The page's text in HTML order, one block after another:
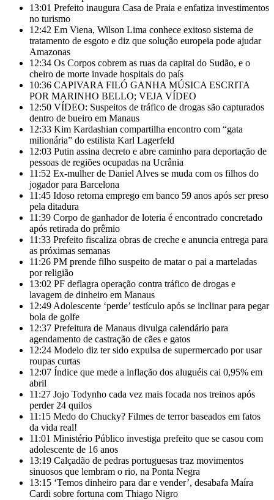
13:01 Prefeito inaugura Casa de Praia e enfatiza investimentos
no turismo
12:42 Em Viena, Wilson Lima conhece exitoso sistema de
tratamento de esgoto e diz que solução europeia pode ajudar
Amazonas
12:34 Os Corpos cobrem as ruas da capital do Sudão, e o
cheiro de morte invade hospitais do país
10:36 CAPIVARA FILÓ GANHA MÚSICA ESCRITA
POR MARINHO BELLO; VEJA VÍDEO
12:50 VÍDEO: Suspeitos de tráfico de drogas são capturados
dentro de bueiro em Manaus
12:33 Kim Kardashian compartilha encontro com “gata
milionária” do estilista Karl Lagerfeld
12:03 Putin assina decreto e abre caminho para deportação de
pessoas de regiões ocupadas na Ucrânia
11:52 Ex-mulher de Daniel Alves se muda com os filhos do
jogador para Barcelona
11:45 Idoso retoma emprego em banco 59 anos após ser preso
pela ditadura
11:39 Corpo de ganhador de loteria é encontrado concretado
após retirada do prêmio
11:33 Prefeito fiscaliza obras de creche e anuncia entrega para
as próximas semanas
11:26 PM prende filho suspeito de matar o pai a marteladas
por religião
13:02 PF deflagra operação contra tráfico de drogas e
lavagem de dinheiro em Manaus
12:49 Adolescente ‘perde’ testículo após se inclinar para pegar
bola de golfe
12:37 Prefeitura de Manaus divulga calendário para
agendamento de castração de cães e gatos
12:24 Modelo diz ter sido expulsa de supermercado por usar
roupas curtas
12:07 Índice que mede a inflação dos aluguéis cai 0,95% em
abril
11:27 Jojo Todynho cada vez mais focada nos treinos após
perder 24 quilos
11:15 Medo do Chucky? Filmes de terror baseados em fatos
da vida real!
11:01 Ministério Público investiga prefeito que se casou com
adolescente de 16 anos
13:19 Calçadão de pedras portuguesas traz movimentos
sinuosos que lembram o rio, na Ponta Negra
13:15 ‘Temos dinheiro para dar e vender’, desabafa Maíra
Cardi sobre fortuna com Thiago Nigro